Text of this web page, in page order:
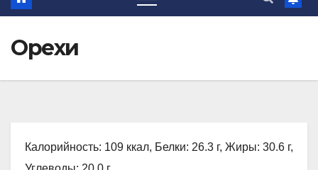
Орехи
Калорийность: 109 ккал, Белки: 26.3 г, Жиры: 30.6 г,